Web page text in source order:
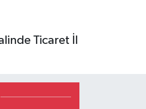
Ticaret İl